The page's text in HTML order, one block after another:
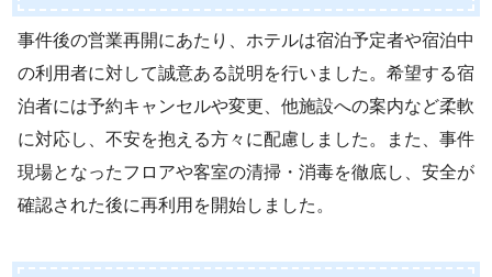
事件後の営業再開にあたり、ホテルは宿泊予定者や宿泊中
の利用者に対して誠意ある説明を行いました。希望する宿
泊者には予約キャンセルや変更、他施設への案内など柔軟
に対応し、不安を抱える方々に配慮しました。また、事件
現場となったフロアや客室の清掃・消毒を徹底し、安全が
確認された後に再利用を開始しました。